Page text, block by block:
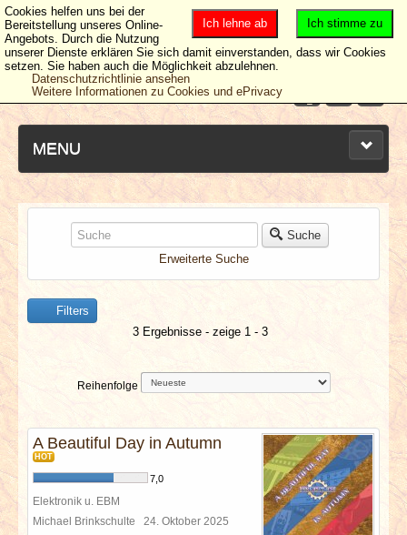
MENU
NEUESTE ARTIKEL
NEWS & DATES
BERICHTE
VERLOSUNGEN
SPECIALS
REDAKTION
Suche
Erweiterte Suche
Filters
3 Ergebnisse - zeige 1 - 3
Reihenfolge
A Beautiful Day in Autumn
HOT
7,0
Elektronik u. EBM
Michael Brinkschulte 24. Oktober 2025
Ich stimme zu
Ich lehne ab
Cookies helfen uns bei der
Bereitstellung unseres Online-
Angebots. Durch die Nutzung
unserer Dienste erklären Sie sich damit einverstanden, dass wir Cookies
setzen. Sie haben auch die Möglichkeit abzulehnen.
Datenschutzrichtlinie ansehen
Weitere Informationen zu Cookies und ePrivacy